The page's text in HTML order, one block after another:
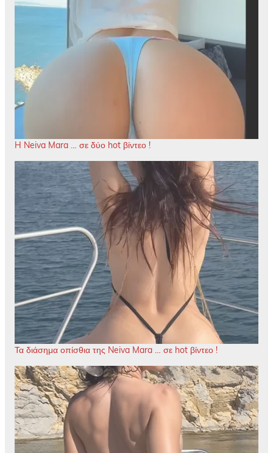
H Neiva Mara … σε δύο hot βίντεο !
Τα διάσημα οπίσθια της Neiva Mara … σε hot βίντεο !